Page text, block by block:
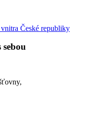
České republiky